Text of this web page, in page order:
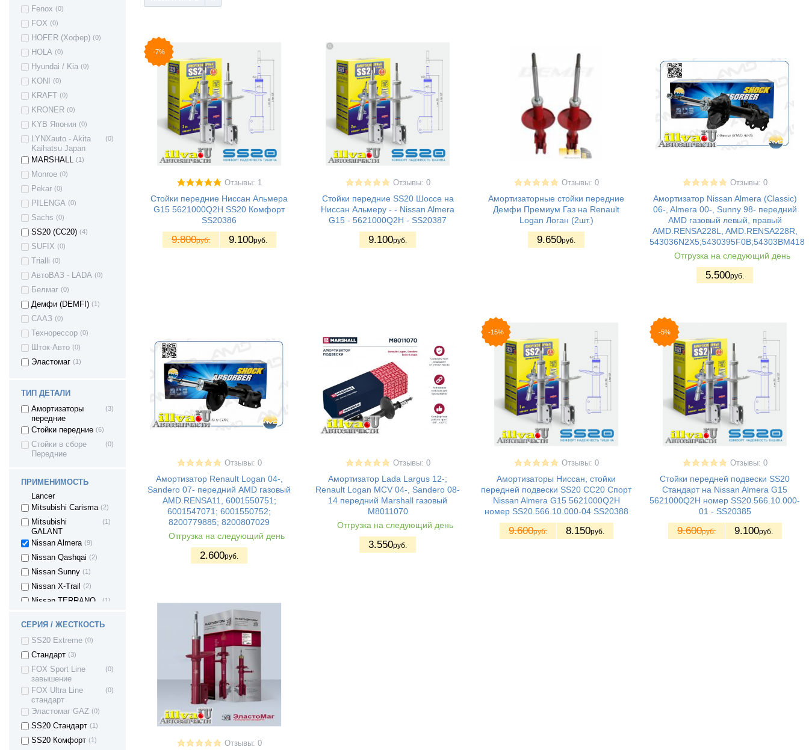
Fenox (0)
FOX (0)
HOFER (Хофер) (0)
HOLA (0)
Hyundai / Kia (0)
KONI (0)
KRAFT (0)
KRONER (0)
KYB Япония (0)
LYNXauto - Akita
Kaihatsu Japan
(0)
MARSHALL (1)
Monroe (0)
Pekar (0)
PILENGA (0)
Sachs (0)
SS20 (СС20) (4)
SUFIX (0)
Trialli (0)
АвтоВАЗ - LADA (0)
Белмаг (0)
Демфи (DEMFI) (1)
СААЗ (0)
Технорессор (0)
Шток-Авто (0)
Эластомаг (1)
ТИП ДЕТАЛИ
Амортизаторы
передние
(3)
Стойки передние (6)
Стойки в сборе
Передние
(0)
ПРИМЕНИМОСТЬ
Great Wall Hover
H3
Great Wall Hover
Great Wall Hover
Great Wall Safe F1
Honda Civic
Honda CR-V (RD1,
RD2)
HONDA JAZZ II
Hyundai Accent
Hyundai Porter (H-1
/ STAREX)
Hyundai i30
Hyundai I30 II
hatchback
Hyundai ix35
Hyundai Solaris
Hyundai Sonata
Hyundai Tucson
Hyundai County
HYUNDAI CRETA (1)
Hyundai Getz
Hyundai Elantra III (1)
Kia Spectra
KIA Sportage II (1)
Kia Sportage III
Kia Cerato I (1)
Kia Rio (16)
ROVER 200 (1)
Mazda 3 (6)
Mazda 3 MPS
Mazda 5
MITSUBISHI
Lancer
Mitsubishi Carisma (2)
Mitsubishi
GALANT
(1)
Nissan Almera (9)
Nissan Qashqai (2)
Nissan Sunny (1)
Nissan X-Trail (2)
Nissan TERRANO
(1)
Nissan Terrano 3 -
Nissan TIIDA (1)
Peugeot 206
Peugeot Partner
Renault Duster
Renault Kaptur
Renault Kangoo (1)
Renault Koleos (2)
Renault Logan (23)
СЕРИЯ / ЖЕСТКОСТЬ
SS20 Extreme (0)
Стандарт (3)
FOX Sport Line
завышение
(0)
FOX Ultra Line
стандарт
(0)
Эластомаг GAZ (0)
SS20 Стандарт (1)
SS20 Комфорт (1)
-7%
Отзывы: 1
Стойки передние Ниссан Альмера
G15 5621000Q2H SS20 Комфорт
SS20386
9.800руб. 9.100руб.
Отзывы: 0
Cтойки передние SS20 Шоссе на
Ниссан Альмеру - - Nissan Almera
G15 - 5621000Q2H - SS20387
9.100руб.
Отзывы: 0
Амортизаторные стойки передние
Демфи Премиум Газ на Renault
Logan Логан (2шт.)
9.650руб.
Отзывы: 0
Амортизатор Nissan Almera (Classic)
06-, Almera 00-, Sunny 98- передний
AMD газовый левый, правый
AMD.RENSA228L, AMD.RENSA228R,
543036N2X5;5430395F0B;54303BM418
Отгрузка на следующий день
5.500руб.
Отзывы: 0
Амортизатор Renault Logan 04-,
Sandero 07- передний AMD газовый
AMD.RENSA11, 6001550751;
6001547071; 6001550752;
8200779885; 8200807029
Отгрузка на следующий день
2.600руб.
Отзывы: 0
Амортизатор Lada Largus 12-;
Renault Logan MCV 04-, Sandero 08-
14 передний Marshall газовый
M8011070
Отгрузка на следующий день
3.550руб.
-15%
Отзывы: 0
Амортизаторы Ниссан, стойки
передней подвески SS20 СС20 Спорт
Nissan Almera G15 5621000Q2H
номер SS20.566.10.000-04 SS20388
9.600руб. 8.150руб.
-5%
Отзывы: 0
Стойки передней подвески SS20
Стандарт на Nissan Almera G15
5621000Q2H номер SS20.566.10.000-
01 - SS20385
9.600руб. 9.100руб.
Отзывы: 0